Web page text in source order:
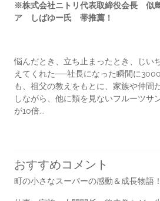
※株式会社ニトリ代表取締役会長 似
ア しばゆー氏 帯推薦！
悩んだとき、立ち止まったとき、じい
えてくれた──社長になった瞬間に
も、祖父の教えをもとに、家族や仲間
しながら、他に類を見ないフルーツサ
が10倍...
おすすめコメント
町の小さなスーパーの感動＆成長物語！